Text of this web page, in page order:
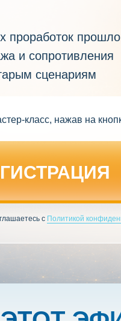
класс, нажав на
с Политикой
проработок
и сопротивления
сценариям